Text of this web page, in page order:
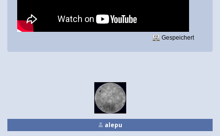
Gespeichert
alepu